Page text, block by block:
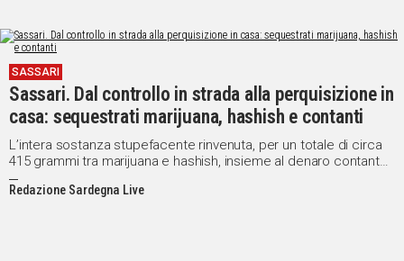
SASSARI
Sassari. Dal controllo in strada alla perquisizione in
casa: sequestrati marijuana, hashish e contanti
L’intera sostanza stupefacente rinvenuta, per un totale di circa
415 grammi tra marijuana e hashish, insieme al denaro contante,
è stata sottoposta a sequestro
Redazione Sardegna Live